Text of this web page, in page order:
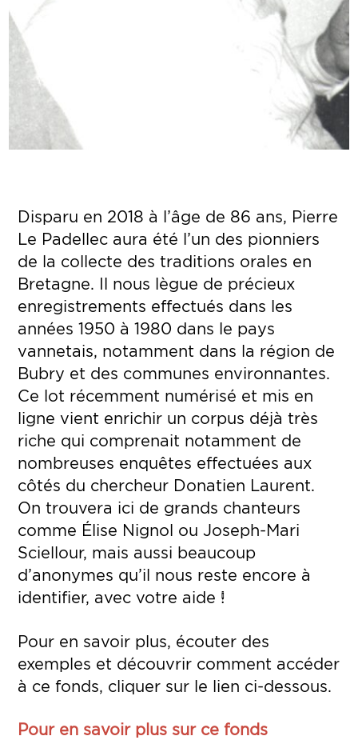
Disparu en 2018 à l’âge de 86 ans, Pierre
Le Padellec aura été l’un des pionniers
de la collecte des traditions orales en
Bretagne. Il nous lègue de précieux
enregistrements effectués dans les
années 1950 à 1980 dans le pays
vannetais, notamment dans la région de
Bubry et des communes environnantes.
Ce lot récemment numérisé et mis en
ligne vient enrichir un corpus déjà très
riche qui comprenait notamment de
nombreuses enquêtes effectuées aux
côtés du chercheur Donatien Laurent.
On trouvera ici de grands chanteurs
comme Élise Nignol ou Joseph-Mari
Sciellour, mais aussi beaucoup
d’anonymes qu’il nous reste encore à
identifier, avec votre aide !
Pour en savoir plus, écouter des
exemples et découvrir comment accéder
à ce fonds, cliquer sur le lien ci-dessous.
Pour en savoir plus sur ce fonds